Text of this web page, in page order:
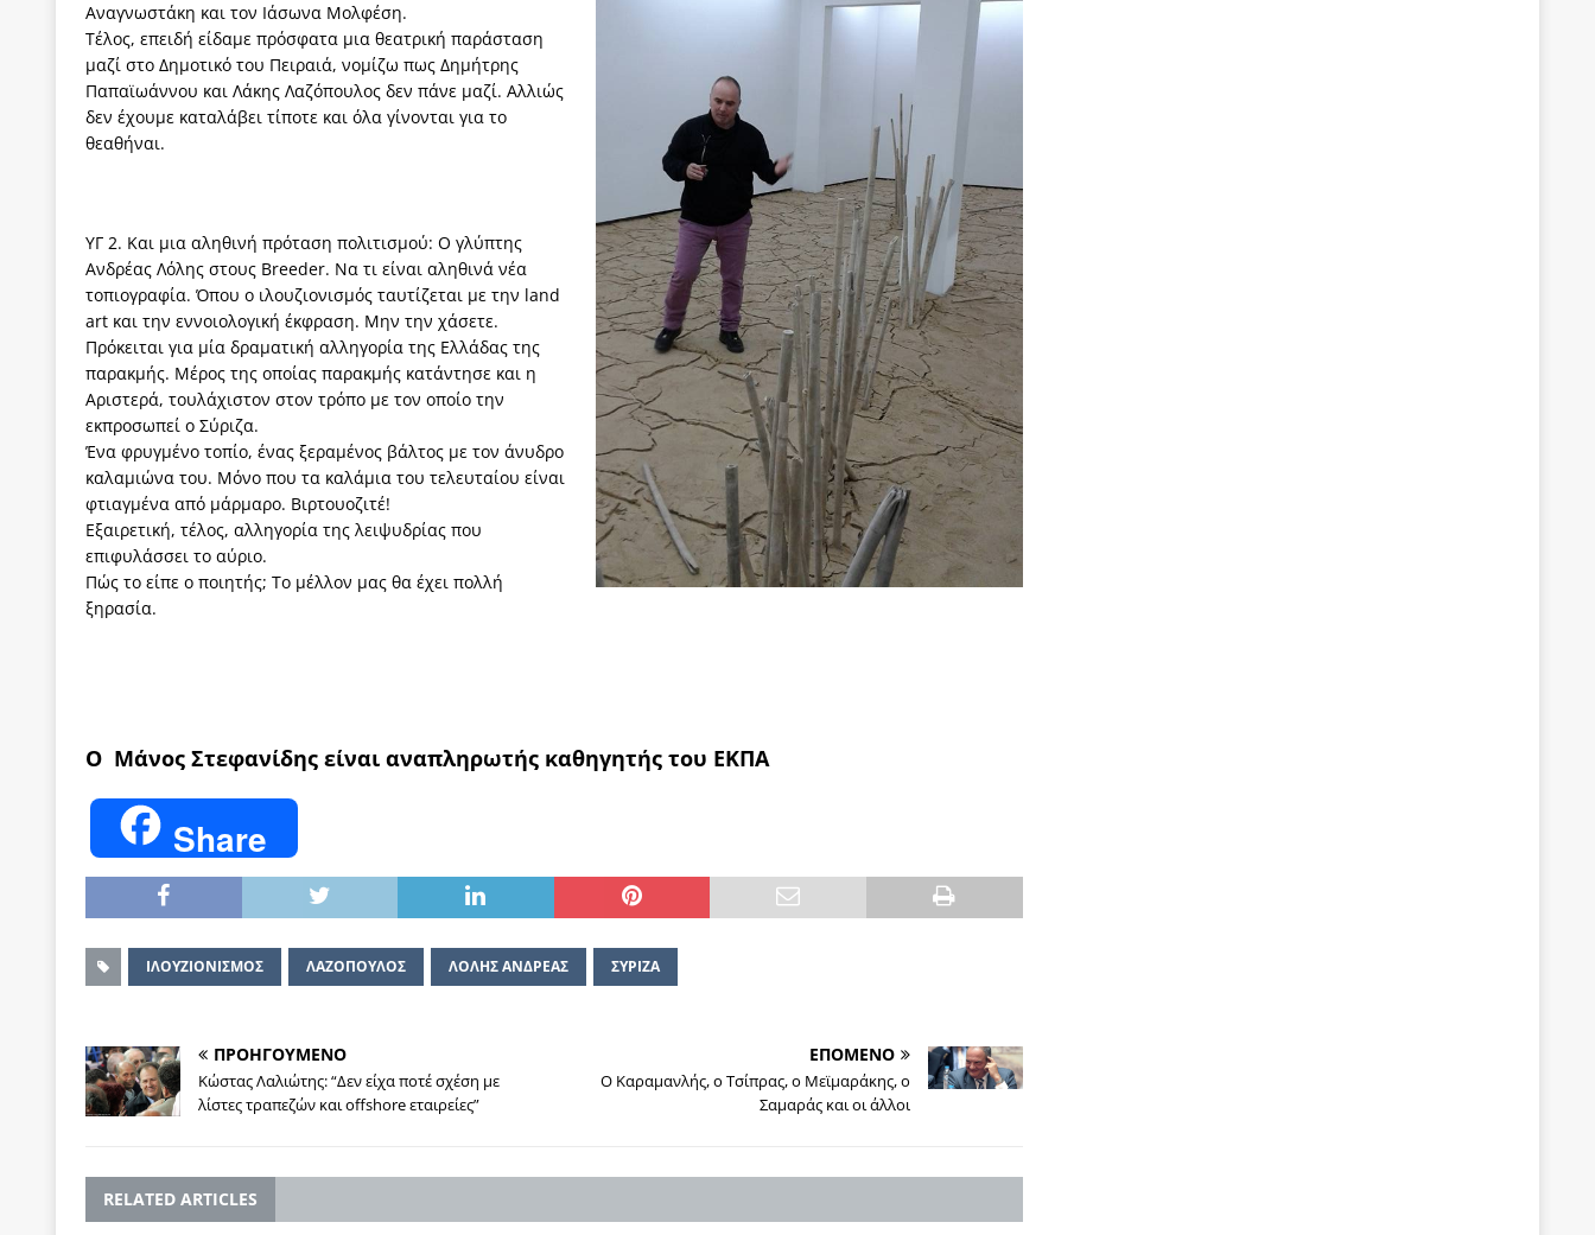
Αναγνωστάκη και τον Ιάσωνα Μολφέση.
Τέλος, επειδή είδαμε πρόσφατα μια θεατρική παράσταση
μαζί στο Δημοτικό του Πειραιά, νομίζω πως Δημήτρης
Παπαϊωάννου και Λάκης Λαζόπουλος δεν πάνε μαζί. Αλλιώς
δεν έχουμε καταλάβει τίποτε και όλα γίνονται για το
θεαθήναι.
ΥΓ 2. Και μια αληθινή πρόταση πολιτισμού: Ο γλύπτης
Ανδρέας Λόλης στους Βreeder. Να τι είναι αληθινά νέα
τοπιογραφία. Όπου ο ιλουζιονισμός ταυτίζεται με την land
art και την εννοιολογική έκφραση. Μην την χάσετε.
Πρόκειται για μία δραματική αλληγορία της Ελλάδας της
παρακμής. Μέρος της οποίας παρακμής κατάντησε και η
Αριστερά, τουλάχιστον στον τρόπο με τον οποίο την
εκπροσωπεί ο Σύριζα.
Ένα φρυγμένο τοπίο, ένας ξεραμένος βάλτος με τον άνυδρο
καλαμιώνα του. Μόνο που τα καλάμια του τελευταίου είναι
φτιαγμένα από μάρμαρο. Βιρτουοζιτέ!
Εξαιρετική, τέλος, αλληγορία της λειψυδρίας που
επιφυλάσσει το αύριο.
Πώς το είπε ο ποιητής; Το μέλλον μας θα έχει πολλή
ξηρασία.
Ο Μάνος Στεφανίδης είναι αναπληρωτής καθηγητής του ΕΚΠΑ
Share
ΙΛΟΥΖΙΟΝΙΣΜΟΣ ΛΑΖΟΠΟΥΛΟΣ ΛΟΛΗΣ ΑΝΔΡΕΑΣ ΣΥΡΙΖΑ
ΠΡΟΗΓΟΥΜΕΝΟ
Κώστας Λαλιώτης: “Δεν είχα ποτέ σχέση με
λίστες τραπεζών και offshore εταιρείες”
ΕΠΟΜΕΝΟ
Ο Καραμανλής, ο Τσίπρας, ο Μεϊμαράκης, ο
Σαμαράς και οι άλλοι
RELATED ARTICLES